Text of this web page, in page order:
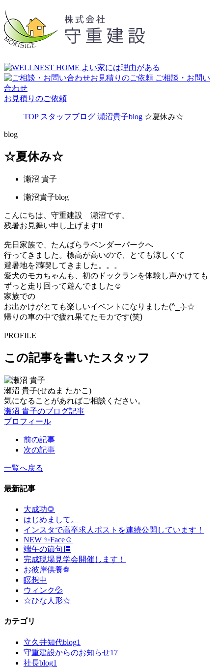
ご相談・お問い
合わせ
お見積りのご依頼
TOP スタッフブログ 瀬沼貴子blog ☆夏休み☆
blog
☆夏休み☆
瀬沼 貴子
瀬沼貴子blog
こんにちは、守重建設 瀬沼です。
残暑お見舞い申し上げます‼
先日家族で、たんばらラベンダーパークへ
行ってきました。標高が高いので、とても涼しくて
避暑地を満喫してきました。。。
愛犬のモカちゃんも、初のドックランを体験し声かけても
ずっと走り回って遊んでました☺
家族での
お出かけがとても楽しいイベントになりました(^_-)-☆
帰りの車の中で疲れ果てたモカです(笑)
PROFILE
この記事を書いたスタッフ
瀬沼 貴子(せぬま たかこ)
気になることがあればご相談ください。
瀬沼 貴子のブログ記事
プロフィール
前の記事
次の記事
一覧へ戻る
最新記事
大成功🌻
はじめまして。
インスタで高卒求人ポストを連続公開しています！
NEW ✨Face☺
端午の節句🎏
完成現場見学会開催します！
お彼岸供養❁
瞑想中
ウィンク💦
☆ひな人形☆
カテゴリ
立久井知代blog1
守重建設からのお知らせ17
社長blog1